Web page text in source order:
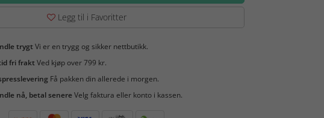
Legg til i Favoritter
trygtVi er en trygg og sikker nettbutikk.
fri fraktVed kjøp over 799 kr.
Få pakken din allerede i morgen.
nå, betal senereVelg faktura eller konto i kassen.